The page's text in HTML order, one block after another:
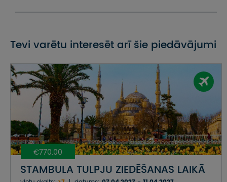
Tevi varētu interesēt arī šie piedāvājumi
€770.00
STAMBULA TULPJU ZIEDĒŠANAS LAIKĀ